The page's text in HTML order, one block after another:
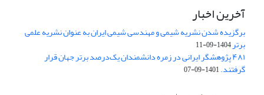
آخرین اخبار
برگزیده شدن نشریه شیمی و مهندسی شیمی ایران به عنوان نشریه علمی
برتر1404-09-11
۴۸۱ پژوهشگر ایرانی در زمره دانشمندان یک‌درصد برتر جهان قرار
گرفتند.1401-09-07